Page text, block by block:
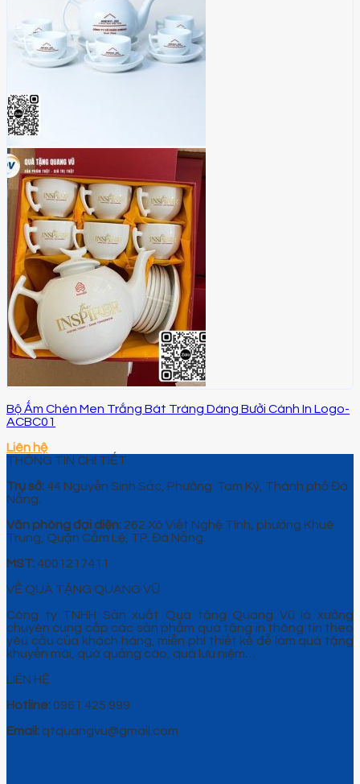
Bộ Ấm Chén Men Trắng Bát Tràng Dáng Bưởi Cành In Logo-
ACBC01
Liên hệ
THÔNG TIN CHI TIẾT
Trụ sở: 44 Nguyễn Sinh Sắc, Phường Tam Kỳ, Thành phố Đà
Nẵng.
Văn phòng đại diện: 262 Xô Viết Nghệ Tĩnh, phường Khuê
Trung, Quận Cẩm Lệ, TP. Đà Nẵng.
MST: 4001217411
VỀ QUÀ TẶNG QUANG VŨ
Công ty TNHH Sản xuất Quà tặng Quang Vũ là xưởng
chuyên cung cấp các sản phẩm quà tặng in thông tin theo
yêu cầu của khách hàng, miễn phí thiết kế để làm quà tặng
khuyến mãi, quà quảng cáo, quà lưu niệm…
LIÊN HỆ
Hotline: 0961 425 999
Email: qtquangvu@gmail.com